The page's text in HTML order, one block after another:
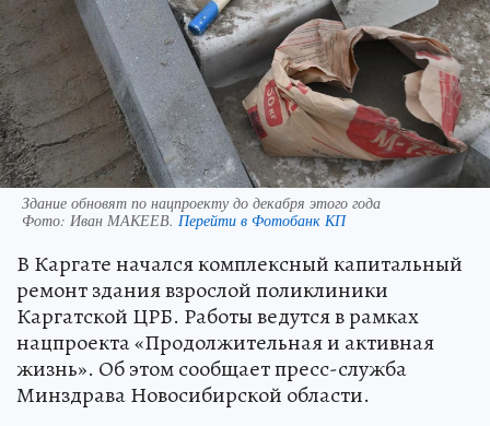
Здание обновят по нацпроекту до декабря этого года
Фото: Иван МАКЕЕВ. Перейти в Фотобанк КП
В Каргате начался комплексный капитальный
ремонт здания взрослой поликлиники
Каргатской ЦРБ. Работы ведутся в рамках
нацпроекта «Продолжительная и активная
жизнь». Об этом сообщает пресс-служба
Минздрава Новосибирской области.